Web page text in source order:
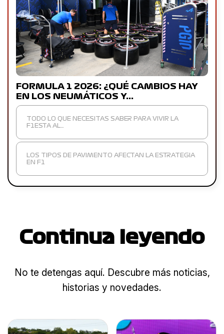
FORMULA 1 2026: ¿QUÉ CAMBIOS HAY
EN LOS NEUMÁTICOS Y…
TODO LO QUE NECESITAS SABER PARA VIVIR LA
F1ESTA AL…
LOS TIPOS DE PAVIMENTO AFECTAN LA ESTRATEGIA
EN F1
Continua leyendo
No te detengas aquí. Descubre más noticias,
historias y novedades.